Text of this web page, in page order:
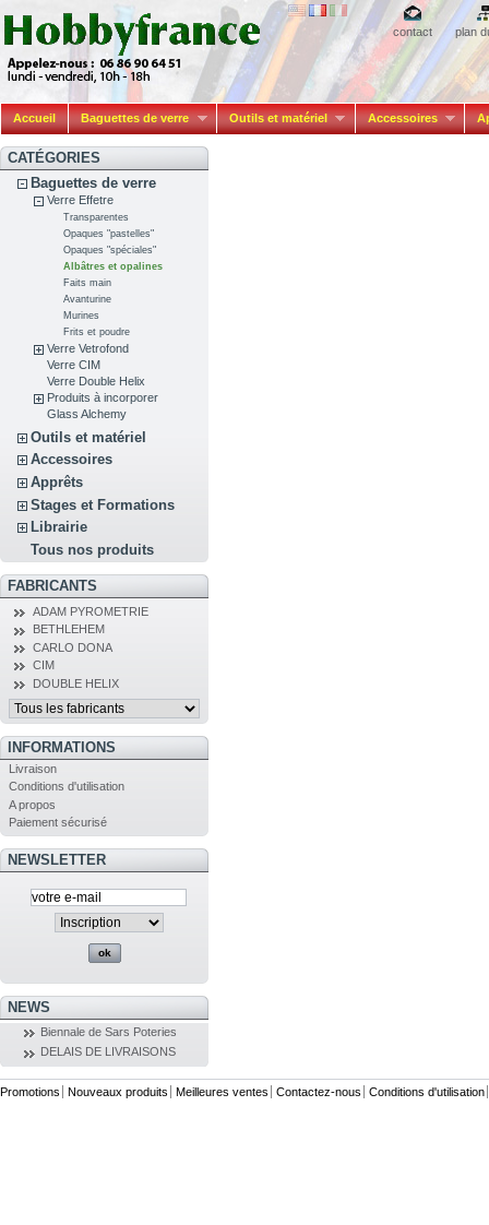
contact plan
Accueil Baguettes de verre Outils et matériel Accessoires
CATÉGORIES
Baguettes de verre
Verre Effetre
Transparentes
Opaques "pastelles"
Opaques "spéciales"
Albâtres et opalines
Faits main
Avanturine
Murines
Frits et poudre
Verre Vetrofond
Verre CIM
Verre Double Helix
Produits à incorporer
Glass Alchemy
Outils et matériel
Accessoires
Apprêts
Stages et Formations
Librairie
Tous nos produits
FABRICANTS
ADAM PYROMETRIE
BETHLEHEM
CARLO DONA
CIM
DOUBLE HELIX
INFORMATIONS
Livraison
Conditions d'utilisation
A propos
Paiement sécurisé
NEWSLETTER
NEWS
Biennale de Sars Poteries
DELAIS DE LIVRAISONS
Promotions Nouveaux produits Meilleures ventes Contactez-nous Conditions d'utilisation